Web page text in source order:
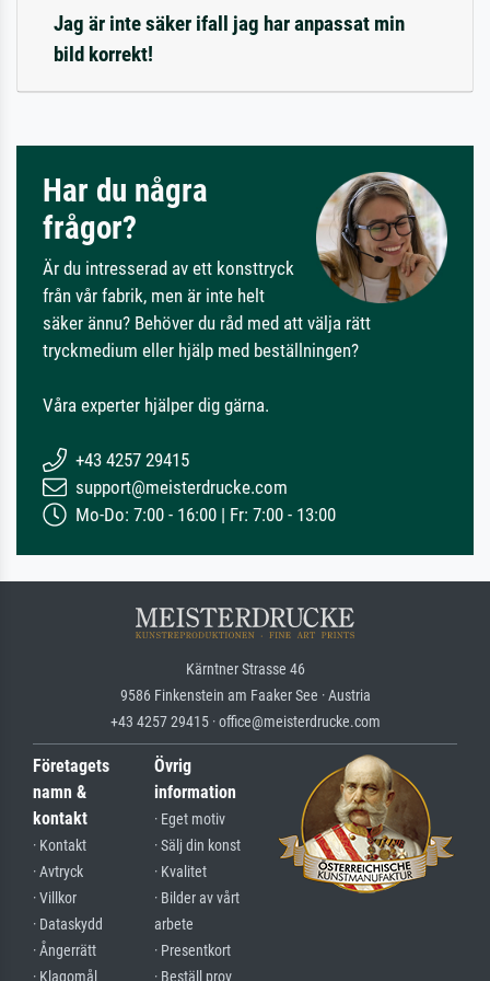
Jag är inte säker ifall jag har anpassat min
bild korrekt!
Har du några
frågor?
Är du intresserad av ett konsttryck
från vår fabrik, men är inte helt
säker ännu? Behöver du råd med att välja rätt
tryckmedium eller hjälp med beställningen?
Våra experter hjälper dig gärna.
+43 4257 29415
support@meisterdrucke.com
Mo-Do: 7:00 - 16:00 | Fr: 7:00 - 13:00
Kärntner Strasse 46
9586 Finkenstein am Faaker See · Austria
+43 4257 29415 · office@meisterdrucke.com
Företagets
namn &
kontakt
· Kontakt
· Avtryck
· Villkor
· Dataskydd
· Ångerrätt
· Klagomål
Övrig
information
· Eget motiv
· Sälj din konst
· Kvalitet
· Bilder av vårt
arbete
· Presentkort
· Beställ prov